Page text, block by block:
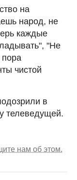
на
народ, не
каждые
"Не
чистой
в
телеведущей.
нам об этом.